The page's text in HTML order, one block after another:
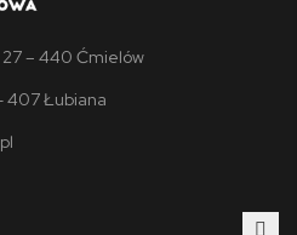
– 440 Ćmielów
407 Łubiana